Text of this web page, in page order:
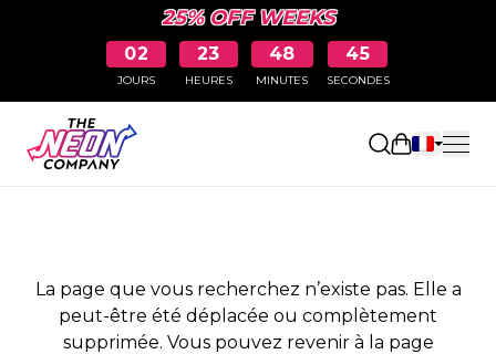
25% OFF WEEKS
02
JOURS
23
HEURES
48
MINUTES
45
SECONDES
Ouvrir le
PAGE NON TROUVÉE
La page que vous recherchez n’existe pas. Elle a
peut-être été déplacée ou complètement
supprimée. Vous pouvez revenir à la page